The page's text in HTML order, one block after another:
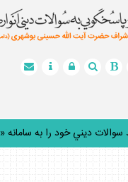
ديني خود را به سامانه «30001939» پيامك